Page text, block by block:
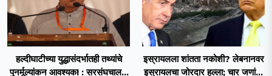
हल्दीघाटीच्या युद्धासंदर्भातही तथ्यांचे
पुनर्मूल्यांकन आवश्यक! : सरसंघचालक
इस्रायलला शांतता नकोशी? लेबनानवर
इस्रायलचा जोरदार हल्ला; चार जणांचा